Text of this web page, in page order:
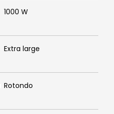
1000 W
Extra large
Rotondo